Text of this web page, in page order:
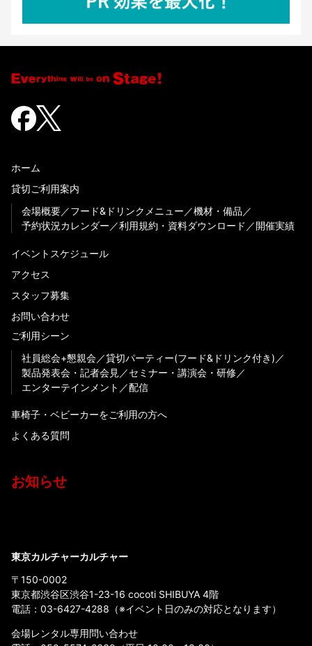
ホーム
貸切ご利用案内
会場概要
フード&ドリンクメニュー
機材・備品
予約状況カレンダー
利用規約・資料ダウンロード 開催実績
イベントスケジュール
アクセス
スタッフ募集
お問い合わせ
ご利用シーン
社員総会+懇親会
貸切パーティー(フード&ドリンク付き)
製品発表会・記者会見
セミナー・講演会・研修
エンターテインメント
配信
車椅子・ベビーカーをご利用の方へ
よくある質問
お知らせ
東京カルチャーカルチャー
〒150-0002
東京都渋谷区渋谷1-23-16 cocoti SHIBUYA 4階
電話： 03-6427-4288 （※イベント日のみの対応となります）
会場レンタル専用問い合わせ